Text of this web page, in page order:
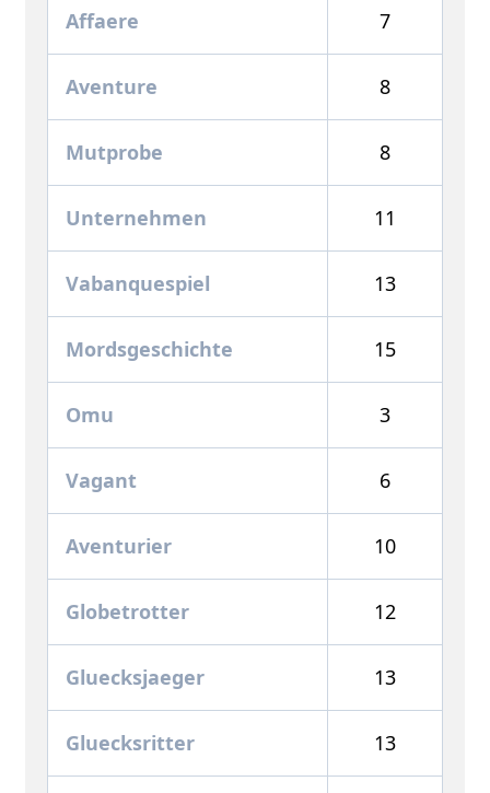
Affaere 7
Aventure 8
Mutprobe 8
Unternehmen 11
Vabanquespiel 13
Mordsgeschichte 15
Omu 3
Vagant 6
Aventurier 10
Globetrotter 12
Gluecksjaeger 13
Gluecksritter 13